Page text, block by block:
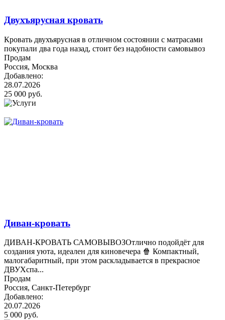
Двухъярусная кровать
Кровать двухъярусная в отличном состоянии с матрасами
покупали два года назад, стоит без надобности самовывоз
Продам
Россия, Москва
Добавлено:
28.07.2026
25 000 руб.
Диван-кровать
ДИВАН-КРОВАТЬ САМОВЫВОЗОтлично подойдёт для
создания уюта, идеален для киновечера 🍿 Компактный,
малогабаритный, при этом раскладывается в прекрасное
ДВУХспа...
Продам
Россия, Санкт-Петербург
Добавлено:
20.07.2026
5 000 руб.